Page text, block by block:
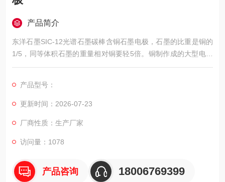
产品简介
东洋石墨SIC-12光谱石墨碳棒含铜石墨电极，石墨的比重是铜的
1/5，同等体积石墨的重量相对铜要轻5倍。铜制作成的大型电极
由于太重，在长期电火花时对EDM机床主轴精度非常不利。而石
产品型号：
更新时间：2026-07-23
厂商性质：生产厂家
访问量：1078
产品咨询 18006769399